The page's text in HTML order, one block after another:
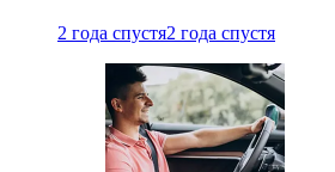
2 года спустя2 года спустя